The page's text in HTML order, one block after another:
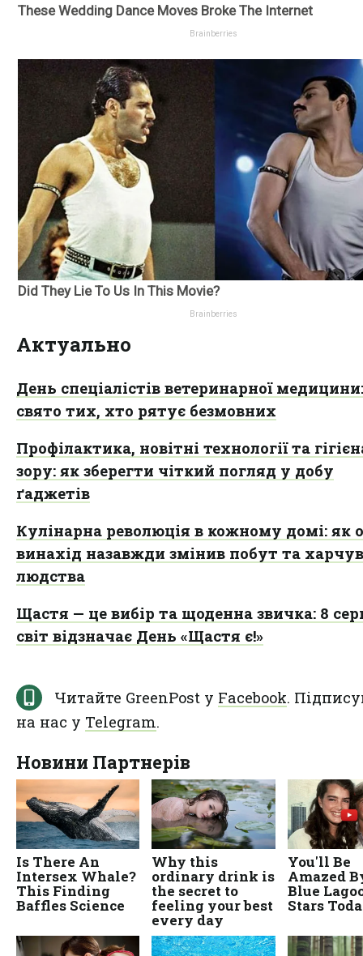
Актуально
День спеціалістів ветеринарної медицини:
свято тих, хто рятує безмовних
Профілактика, новітні технології та
зору: як зберегти чіткий погляд у добу
ґаджетів
Кулінарна революція в кожному домі: як
винахід назавжди змінив побут та
людства
Щастя — це вибір та щоденна звичка: 8
світ відзначає День «Щастя є!»
Читайте GreenPost у Facebook.
на нас у Telegram.